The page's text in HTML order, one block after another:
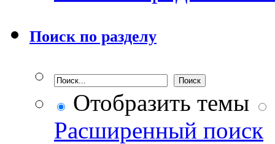
Поиск по разделу
Отобразить темы
Расширенный поиск